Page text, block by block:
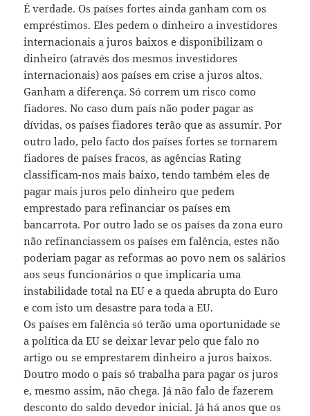
É verdade. Os países fortes ainda ganham com os
empréstimos. Eles pedem o dinheiro a investidores
internacionais a juros baixos e disponibilizam o
dinheiro (através dos mesmos investidores
internacionais) aos países em crise a juros altos.
Ganham a diferença. Só correm um risco como
fiadores. No caso dum país não poder pagar as
dívidas, os países fiadores terão que as assumir. Por
outro lado, pelo facto dos países fortes se tornarem
fiadores de países fracos, as agências Rating
classificam-nos mais baixo, tendo também eles de
pagar mais juros pelo dinheiro que pedem
emprestado para refinanciar os países em
bancarrota. Por outro lado se os países da zona euro
não refinanciassem os países em falência, estes não
poderiam pagar as reformas ao povo nem os salários
aos seus funcionários o que implicaria uma
instabilidade total na EU e a queda abrupta do Euro
e com isto um desastre para toda a EU.
Os países em falência só terão uma oportunidade se
a política da EU se deixar levar pelo que falo no
artigo ou se emprestarem dinheiro a juros baixos.
Doutro modo o país só trabalha para pagar os juros
e, mesmo assim, não chega. Já não falo de fazerem
desconto do saldo devedor inicial. Já há anos que os